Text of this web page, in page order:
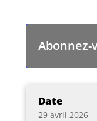
Date
29 avril 2026